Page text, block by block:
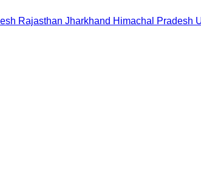
Rajasthan Jharkhand Himachal Pradesh